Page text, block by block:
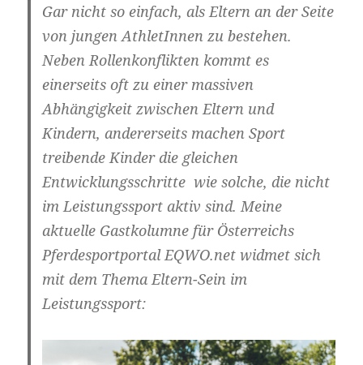
Gar nicht so einfach, als Eltern an der Seite
von jungen AthletInnen zu bestehen.
Neben Rollenkonflikten kommt es
einerseits oft zu einer massiven
Abhängigkeit zwischen Eltern und
Kindern, andererseits machen Sport
treibende Kinder die gleichen
Entwicklungsschritte wie solche, die nicht
im Leistungssport aktiv sind. Meine
aktuelle Gastkolumne für Österreichs
Pferdesportportal EQWO.net widmet sich
mit dem Thema Eltern-Sein im
Leistungssport: